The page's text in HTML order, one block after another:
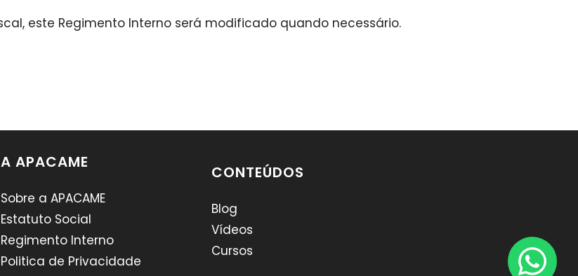
este Regimento Interno será modificado quando necessário.
A APACAME
Sobre a APACAME
Estatuto Social
Regimento Interno
Politica de Privacidade
CONTEÚDOS
Blog
Vídeos
Cursos